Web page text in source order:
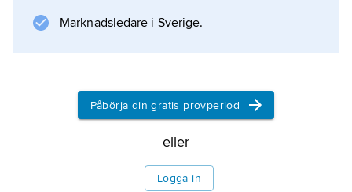
och Kina. Namnet Assam sammanhänger med
Information om artikeln
Marknadsledare i Sverige.
Påbörja din gratis provperiod
eller
Logga in